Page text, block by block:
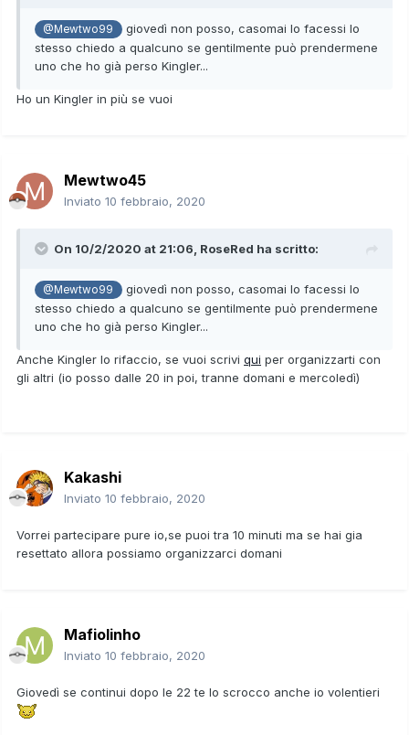
@Mewtwo99
giovedì non posso, casomai lo facessi lo
stesso chiedo a qualcuno se gentilmente può prendermene
uno che ho già perso Kingler...
Ho un Kingler in più se vuoi
Mewtwo45
Inviato 10 febbraio, 2020
On 10/2/2020 at 21:06, RoseRed ha scritto:
@Mewtwo99
giovedì non posso, casomai lo facessi lo
stesso chiedo a qualcuno se gentilmente può prendermene
uno che ho già perso Kingler...
Anche Kingler lo rifaccio, se vuoi scrivi qui per organizzarti con
gli altri (io posso dalle 20 in poi, tranne domani e mercoledì)
Kakashi
Inviato 10 febbraio, 2020
Vorrei partecipare pure io,se puoi tra 10 minuti ma se hai gia
resettato allora possiamo organizzarci domani
Mafiolinho
Inviato 10 febbraio, 2020
Giovedì se continui dopo le 22 te lo scrocco anche io volentieri